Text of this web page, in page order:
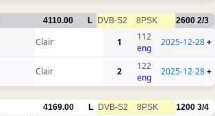
4110.00 L DVB-S2 8PSK 2600 2/3
Clair 1
112
eng
2025-12-28+
Clair 2
122
eng
2025-12-28+
4169.00 L DVB-S2 8PSK 1200 3/4